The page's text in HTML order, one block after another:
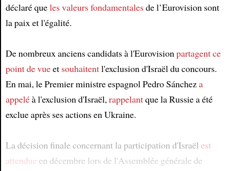
déclaré queles valeurs fondamentalesde l’Eurovision sont
la paix et l'égalité.
De nombreux anciens candidats à l'Eurovisionpartagent ce
point de vueet souhaitentl'exclusion d'Israël du concours.
En mai, le Premier ministre espagnol Pedro Sáncheza
appeléà l'exclusion d'Israël,rappelantque la Russie a été
exclue après ses actions en Ukraine.
La décision finale concernant la participation d'Israël est
attendue en décembre lors de l'Assemblée générale de